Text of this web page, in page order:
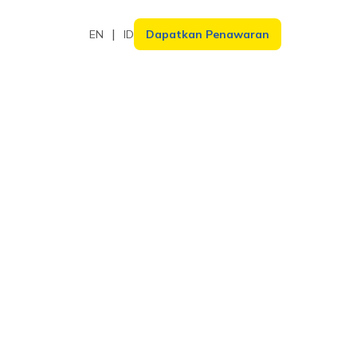
EN ID Dapatkan Penawaran